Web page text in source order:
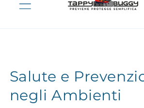
Salute e
negli Ambienti